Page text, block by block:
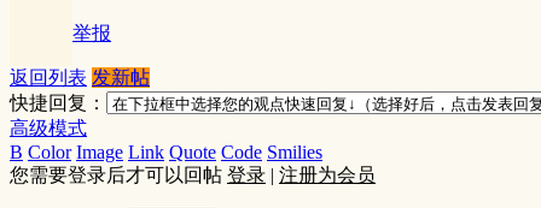
举报
返回列表 发新帖
快捷回复：
高级模式
B Color Image Link Quote Code Smilies
您需要登录后才可以回帖 登录 | 注册为会员